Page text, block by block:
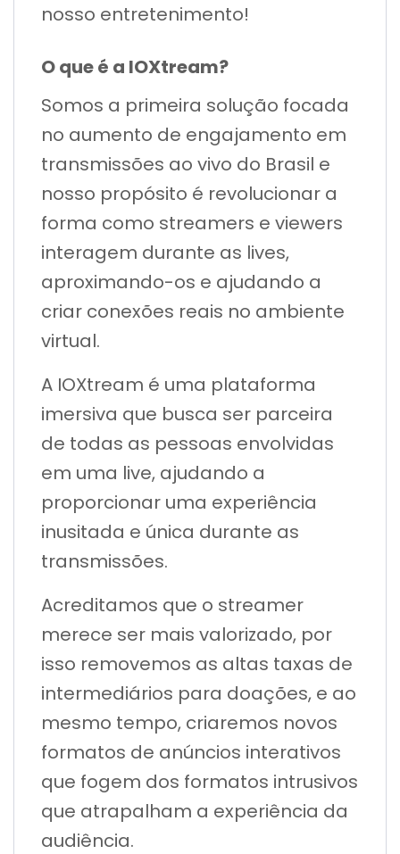
nosso entretenimento!
O que é a IOXtream?
Somos a primeira solução focada
no aumento de engajamento em
transmissões ao vivo do Brasil e
nosso propósito é revolucionar a
forma como streamers e viewers
interagem durante as lives,
aproximando-os e ajudando a
criar conexões reais no ambiente
virtual.
A IOXtream é uma plataforma
imersiva que busca ser parceira
de todas as pessoas envolvidas
em uma live, ajudando a
proporcionar uma experiência
inusitada e única durante as
transmissões.
Acreditamos que o streamer
merece ser mais valorizado, por
isso removemos as altas taxas de
intermediários para doações, e ao
mesmo tempo, criaremos novos
formatos de anúncios interativos
que fogem dos formatos intrusivos
que atrapalham a experiência da
audiência.